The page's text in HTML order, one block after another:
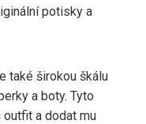
potisky a
také širokou škálu
a boty. Tyto
a dodat mu